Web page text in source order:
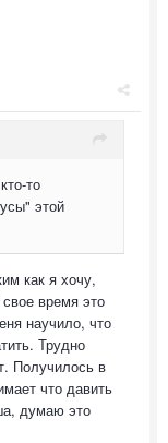
то
этой
как я хочу,
время это
научило, что
Трудно
Получилось в
что давить
думаю это